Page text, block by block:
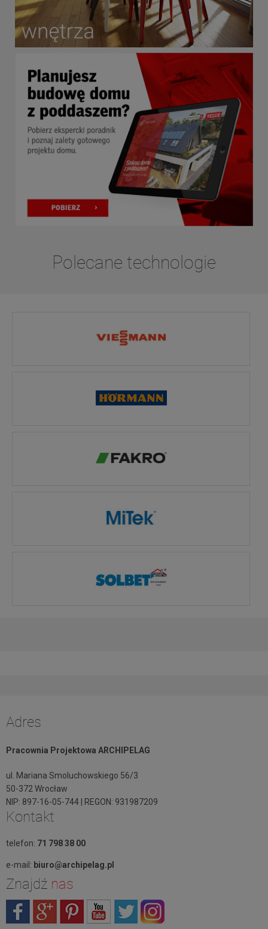
Polecane technologie
Adres
Pracownia Projektowa ARCHIPELAG
ul. Mariana Smoluchowskiego 56/3
50-372 Wrocław
NIP: 897-16-05-744 | REGON: 931987209
Kontakt
telefon: 71 798 38 00
e-mail: biuro@archipelag.pl
Znajdź nas